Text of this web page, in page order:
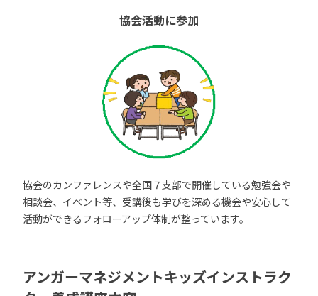
協会活動に参加
協会のカンファレンスや全国７支部で開催している勉強会や
相談会、イベント等、受講後も学びを深める機会や安心して
活動ができるフォローアップ体制が整っています。
アンガーマネジメントキッズインストラク